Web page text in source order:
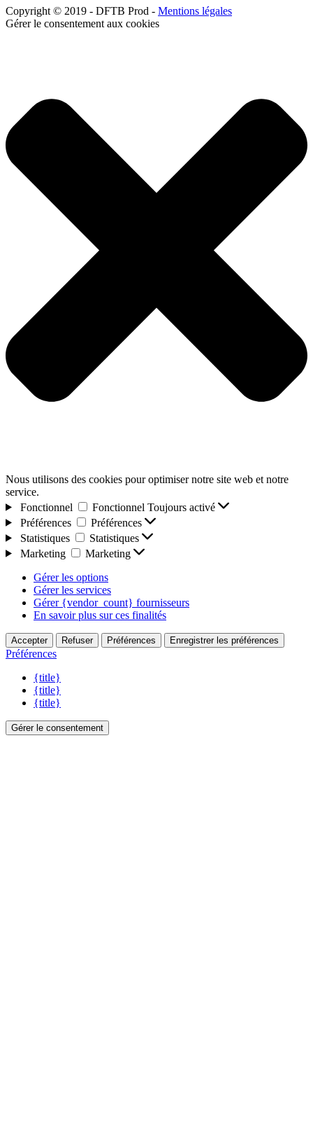
Copyright © 2019 - DFTB Prod - Mentions légales
Gérer le consentement aux cookies
Nous utilisons des cookies pour optimiser notre site web et notre
service.
Fonctionnel
Fonctionnel Toujours activé
Préférences
Préférences
Statistiques
Statistiques
Marketing
Marketing
Gérer les options
Gérer les services
Gérer {vendor_count} fournisseurs
En savoir plus sur ces finalités
Accepter Refuser Préférences Enregistrer les préférences
Préférences
{title}
{title}
{title}
Gérer le consentement